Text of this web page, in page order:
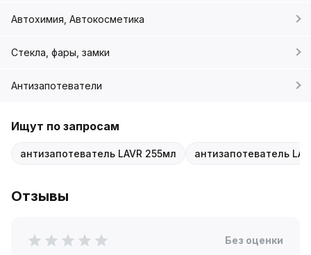
Автохимия, Автокосметика
Стекла, фары, замки
Антизапотеватели
Ищут по запросам
антизапотеватель LAVR 255мл антизапотеватель
Отзывы
Без оценки